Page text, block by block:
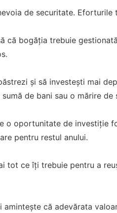
de securitate.
că bogăția trebuie
și să investești mai
de bani sau o mărire de
o oportunitate de investiție
pentru restul anului.
tot ce îți trebuie pentru a
amintește că adevărata